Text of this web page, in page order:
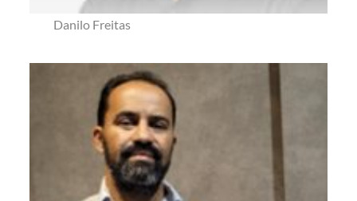
Danilo Freitas